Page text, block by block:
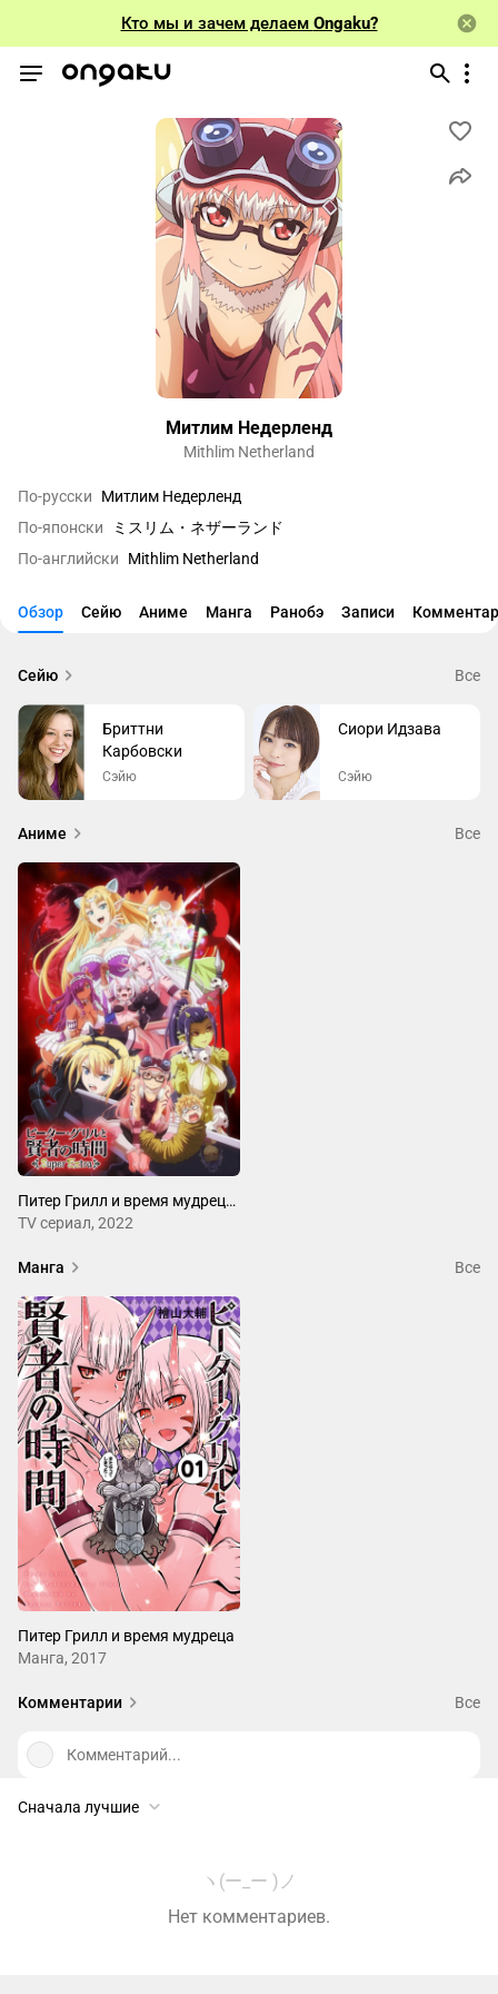
Кто мы и зачем делаем Ongaku?
Митлим Недерленд
Mithlim Netherland
По-русски
Митлим Недерленд
По-японски
ミスリム・ネザーランド
По-английски
Mithlim Netherland
Обзор Сейю Аниме Манга Ранобэ Записи
Сейю Все
Бриттни
Карбовски
Сэйю
Сиори Идзава
Сэйю
Аниме Все
Питер Грилл и время мудреца 2
ТV сериал, 2022
Манга Все
Питер Грилл и время мудреца
Манга, 2017
Комментарии Все
Комментарий...
Сначала лучшие
ヽ(ー_ー )ノ
Нет комментариев.